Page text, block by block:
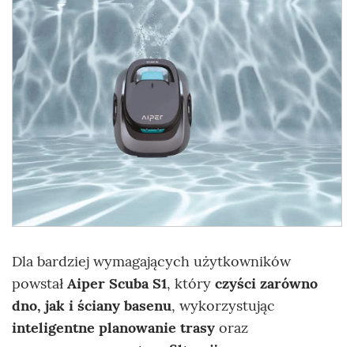
Dla bardziej wymagających użytkowników
powstał Aiper Scuba S1, który czyści zarówno
dno, jak i ściany basenu, wykorzystując
inteligentne planowanie trasy oraz